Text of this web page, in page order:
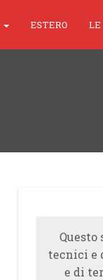
ESTERO LE
tecnici e
e di